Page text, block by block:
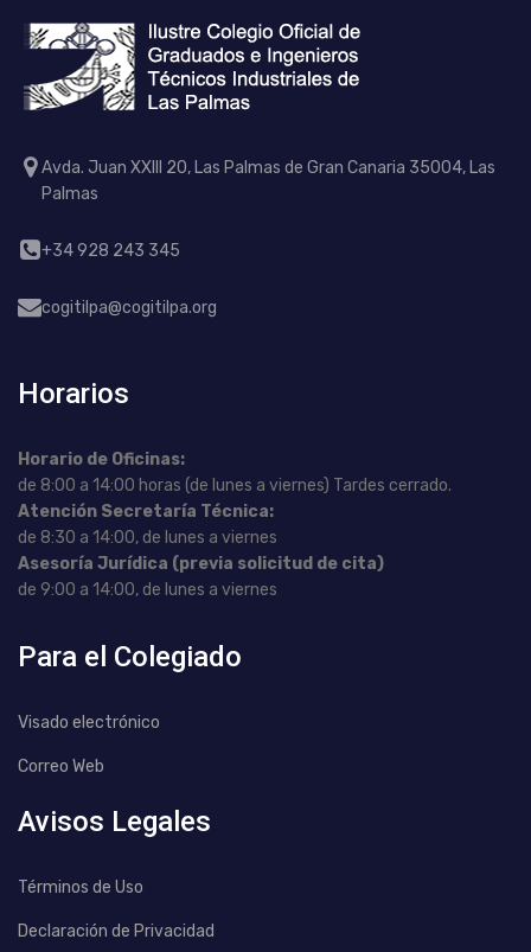
Avda. Juan XXIII 20, Las Palmas de Gran Canaria 35004, Las
Palmas
+34 928 243 345
cogitilpa@cogitilpa.org
Horarios
Horario de Oficinas:
de 8:00 a 14:00 horas (de lunes a viernes) Tardes cerrado.
Atención Secretaría Técnica:
de 8:30 a 14:00, de lunes a viernes
Asesoría Jurídica (previa solicitud de cita)
de 9:00 a 14:00, de lunes a viernes
Para el Colegiado
Visado electrónico
Correo Web
Avisos Legales
Términos de Uso
Declaración de Privacidad